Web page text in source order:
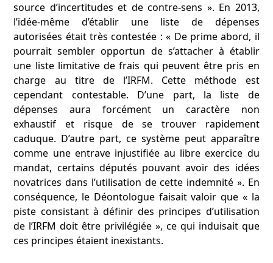
source d’incertitudes et de contre-sens ». En 2013,
l’idée-même d’établir une liste de dépenses
autorisées était très contestée : « De prime abord, il
pourrait sembler opportun de s’attacher à établir
une liste limitative de frais qui peuvent être pris en
charge au titre de l’IRFM. Cette méthode est
cependant contestable. D’une part, la liste de
dépenses aura forcément un caractère non
exhaustif et risque de se trouver rapidement
caduque. D’autre part, ce système peut apparaître
comme une entrave injustifiée au libre exercice du
mandat, certains députés pouvant avoir des idées
novatrices dans l’utilisation de cette indemnité ». En
conséquence, le Déontologue faisait valoir que « la
piste consistant à définir des principes d’utilisation
de l’IRFM doit être privilégiée », ce qui induisait que
ces principes étaient inexistants.